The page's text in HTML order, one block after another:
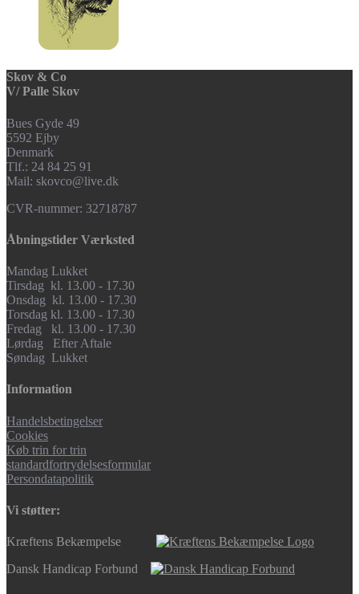
Skov & Co
V/ Palle Skov
Bues Gyde 49
5592 Ejby
Denmark
Tlf.: 24 84 25 91
Mail: skovco@live.dk
CVR-nummer: 32718787
Åbningstider Værksted
Mandag Lukket
Tirsdag kl. 13.00 - 17.30
Onsdag kl. 13.00 - 17.30
Torsdag kl. 13.00 - 17.30
Fredag kl. 13.00 - 17.30
Lørdag Efter Aftale
Søndag Lukket
Information
Handelsbetingelser
Cookies
Køb trin for trin
standardfortrydelsesformular
Persondatapolitik
Vi støtter:
Kræftens Bekæmpelse
Dansk Handicap Forbund